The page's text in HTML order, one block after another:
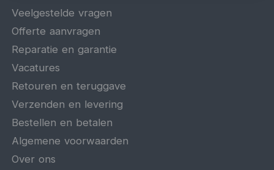
Veelgestelde vragen
Offerte aanvragen
Reparatie en garantie
Vacatures
Retouren en teruggave
Verzenden en levering
Bestellen en betalen
Algemene voorwaarden
Over ons